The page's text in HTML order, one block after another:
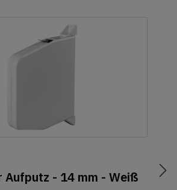
Aufputz - 14 mm - Weiß